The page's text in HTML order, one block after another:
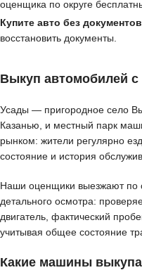
оценщика по округе
Купите авто без
восстановить документы.
Выкуп автомобилей с
Усады — пригородное село
Казанью, и местный парк
рынком: жители регулярно
состояние и история
Наши оценщики выезжают по
детального осмотра:
двигатель, фактический
учитывая общее состояние
Какие машины